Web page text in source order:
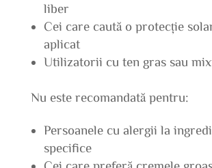
liber
Cei care caută o protecție
aplicat
Utilizatorii cu ten gras sau
Nu este recomandată pentru:
Persoanele cu alergii la
specifice
Cei care preferă cremele